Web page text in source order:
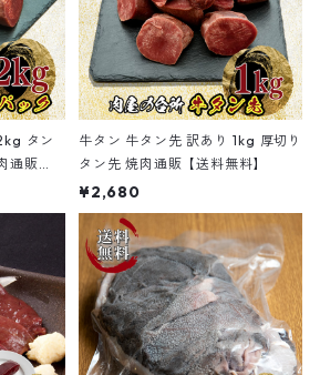
タン
通販
牛タン 牛タン先 訳あり 1kg 厚切り
タン先 焼肉通販【送料無料】
¥2,680